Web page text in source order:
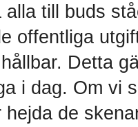
alla till buds
offentliga
Detta
i dag. Om vi
hejda de